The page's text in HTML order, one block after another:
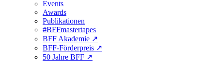
Events
Awards
Publikationen
#BFFmastertapes
BFF Akademie ↗︎
BFF-Förderpreis ↗︎
50 Jahre BFF ↗︎